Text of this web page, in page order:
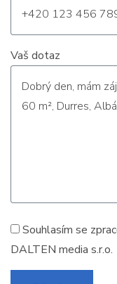
Vaš dotaz
Souhlasím se
DALTEN media s.r.o.